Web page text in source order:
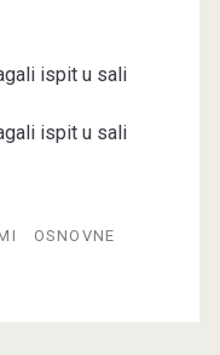
ispit u sali
ispit u sali
OSNOVNE